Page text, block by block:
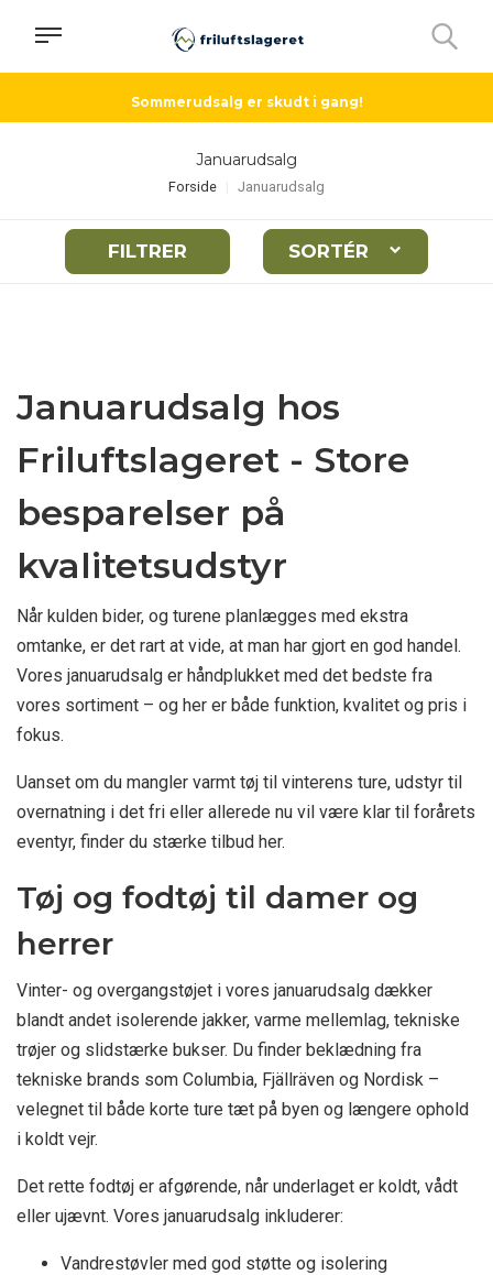
Sommerudsalg er skudt i gang!
Januarudsalg
Forside Januarudsalg
FILTRER SORTÉR
Januarudsalg hos
Friluftslageret - Store
besparelser på
kvalitetsudstyr
Når kulden bider, og turene planlægges med ekstra
omtanke, er det rart at vide, at man har gjort en god handel.
Vores januarudsalg er håndplukket med det bedste fra
vores sortiment – og her er både funktion, kvalitet og pris i
fokus.
Uanset om du mangler varmt tøj til vinterens ture, udstyr til
overnatning i det fri eller allerede nu vil være klar til forårets
eventyr, finder du stærke tilbud her.
Tøj og fodtøj til damer og
herrer
Vinter- og overgangstøjet i vores januarudsalg dækker
blandt andet isolerende jakker, varme mellemlag, tekniske
trøjer og slidstærke bukser. Du finder beklædning fra
tekniske brands som Columbia, Fjällräven og Nordisk –
velegnet til både korte ture tæt på byen og længere ophold
i koldt vejr.
Det rette fodtøj er afgørende, når underlaget er koldt, vådt
eller ujævnt. Vores januarudsalg inkluderer:
Vandrestøvler med god støtte og isolering